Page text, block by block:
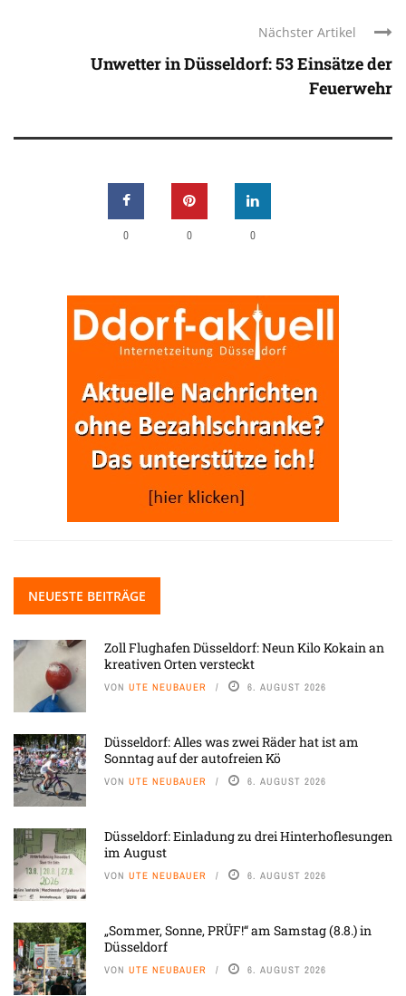
Nächster Artikel
Unwetter in Düsseldorf: 53 Einsätze der
Feuerwehr
0 0 0
NEUESTE BEITRÄGE
Zoll Flughafen Düsseldorf: Neun Kilo Kokain an
kreativen Orten versteckt
VON UTE NEUBAUER 6. AUGUST 2026
Düsseldorf: Alles was zwei Räder hat ist am
Sonntag auf der autofreien Kö
VON UTE NEUBAUER 6. AUGUST 2026
Düsseldorf: Einladung zu drei Hinterhoflesungen
im August
VON UTE NEUBAUER 6. AUGUST 2026
„Sommer, Sonne, PRÜF!“ am Samstag (8.8.) in
Düsseldorf
VON UTE NEUBAUER 6. AUGUST 2026